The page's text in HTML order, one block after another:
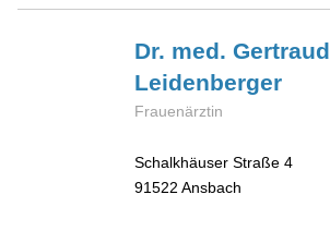
Dr. med. Gertraud
Leidenberger
Frauenärztin
Schalkhäuser Straße 4
91522 Ansbach